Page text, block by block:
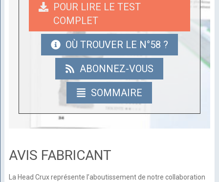
POUR LIRE LE TEST
COMPLET
OÙ TROUVER LE N°58 ?
ABONNEZ-VOUS
SOMMAIRE
AVIS FABRICANT
La Head Crux représente l’aboutissement de notre collaboration